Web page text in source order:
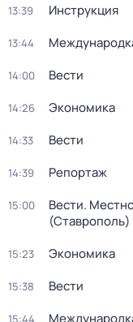
13:39 Инструкция
13:44
14:00 Вести
14:26 Экономика
14:33 Вести
14:39 Репортаж
15:00
Вести.
(Ставрополь)
15:23 Экономика
15:38 Вести
15:44